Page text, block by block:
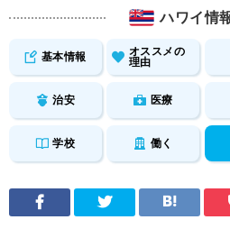
ハワイ情
基本情報 オススメの
理由
治安 医療
学校 働く